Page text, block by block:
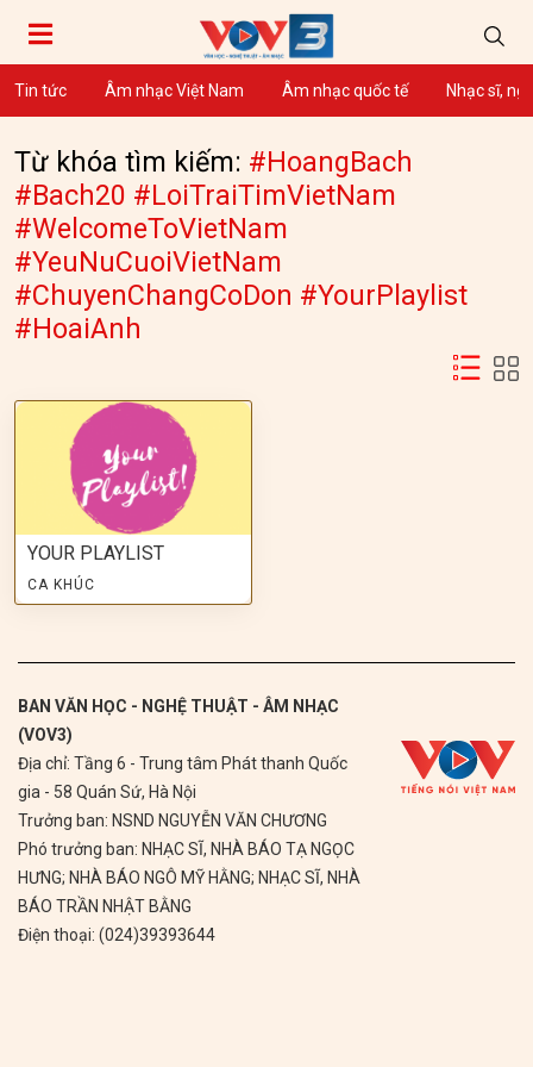
Tin tức Âm nhạc Việt Nam Âm nhạc quốc tế Nhạc sĩ,
Từ khóa tìm kiếm: #HoangBach
#Bach20 #LoiTraiTimVietNam
#WelcomeToVietNam
#YeuNuCuoiVietNam
#ChuyenChangCoDon #YourPlaylist
#HoaiAnh
YOUR PLAYLIST
CA KHÚC
BAN VĂN HỌC - NGHỆ THUẬT - ÂM NHẠC
(VOV3)
Địa chỉ: Tầng 6 - Trung tâm Phát thanh Quốc
gia - 58 Quán Sứ, Hà Nội
Trưởng ban: NSND NGUYỄN VĂN CHƯƠNG
Phó trưởng ban: NHẠC SĨ, NHÀ BÁO TẠ NGỌC
HƯNG; NHÀ BÁO NGÔ MỸ HẰNG; NHẠC SĨ, NHÀ
BÁO TRẦN NHẬT BẰNG
Điện thoại: (024)39393644